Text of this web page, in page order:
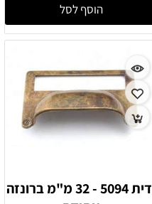
הוסף לסל
ידית 5094 - 32 מ"מ ברונזה